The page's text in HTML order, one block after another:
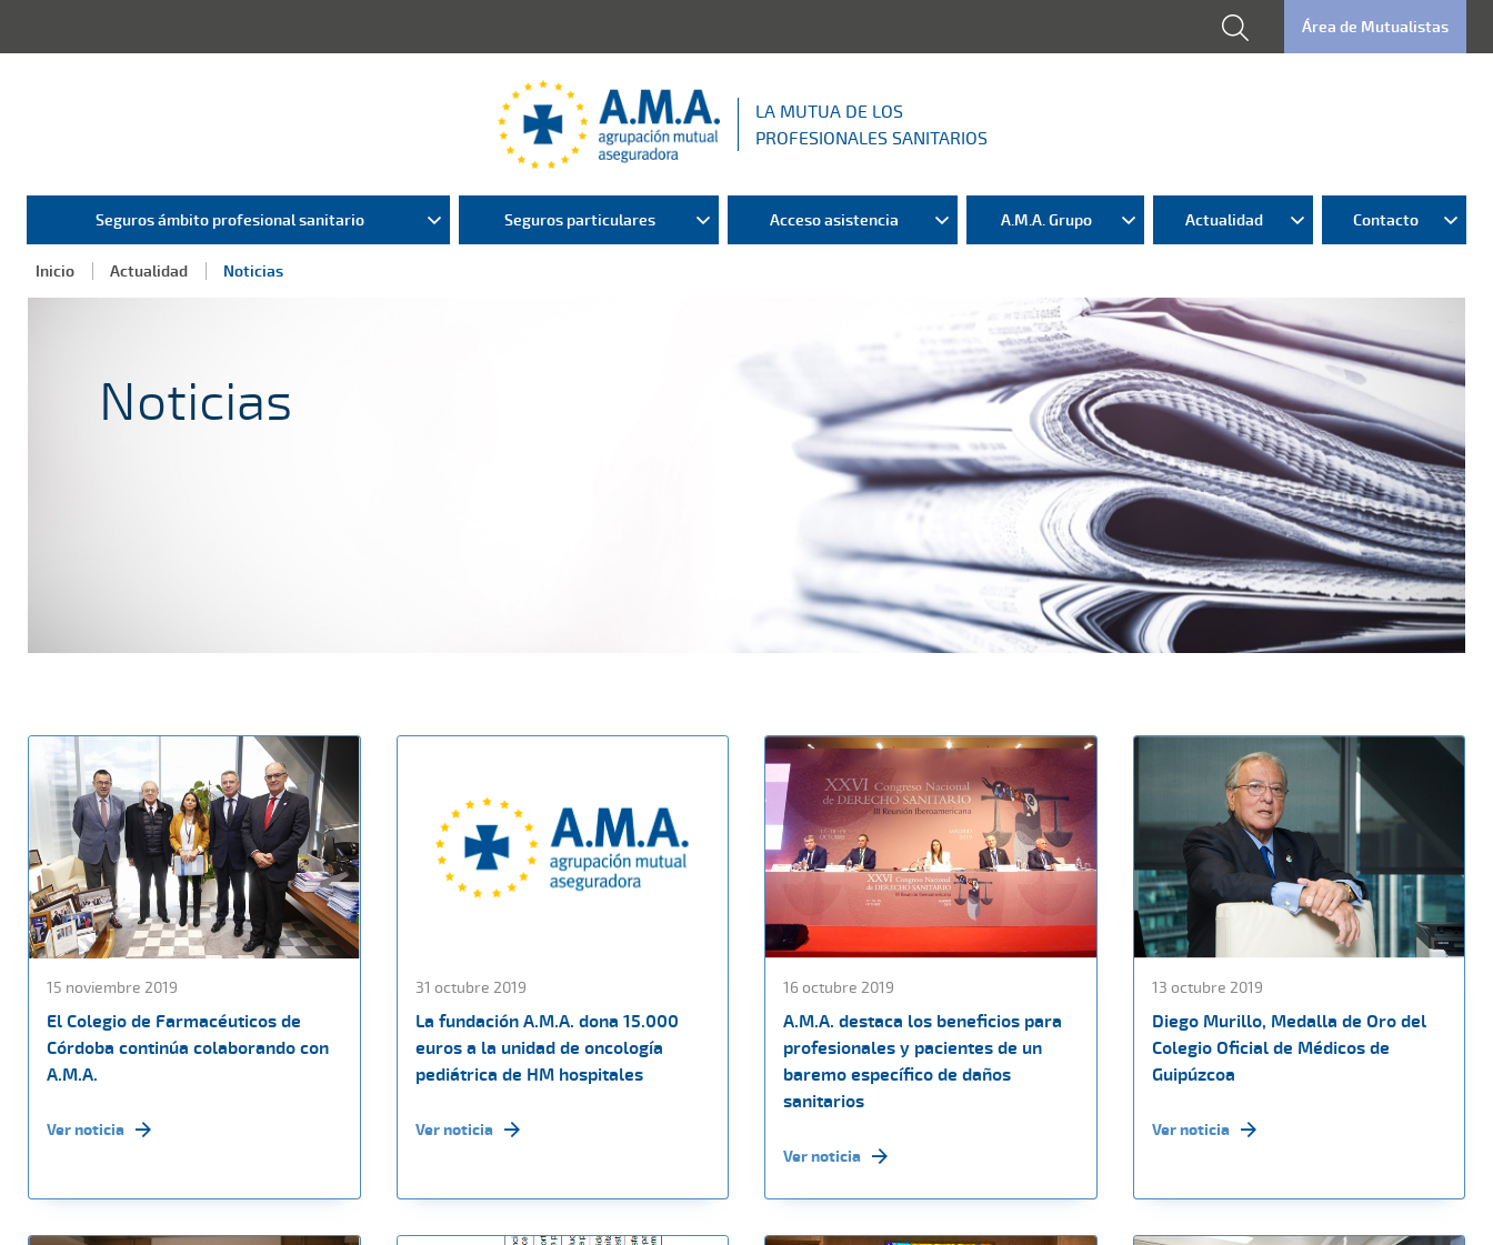
Área de Mutualistas
LA MUTUA DE LOS
PROFESIONALES SANITARIOS
Seguros ámbito profesional sanitario Seguros particulares Acceso asistencia A.M.A. Grupo Actualidad Contacto
Inicio Actualidad Noticias
Noticias
15 noviembre 2019
El Colegio de Farmacéuticos de
Córdoba continúa colaborando con
A.M.A.
Ver noticia
31 octubre 2019
La fundación A.M.A. dona 15.000
euros a la unidad de oncología
pediátrica de HM hospitales
Ver noticia
16 octubre 2019
A.M.A. destaca los beneficios para
profesionales y pacientes de un
baremo específico de daños
sanitarios
Ver noticia
13 octubre 2019
Diego Murillo, Medalla de Oro del
Colegio Oficial de Médicos de
Guipúzcoa
Ver noticia